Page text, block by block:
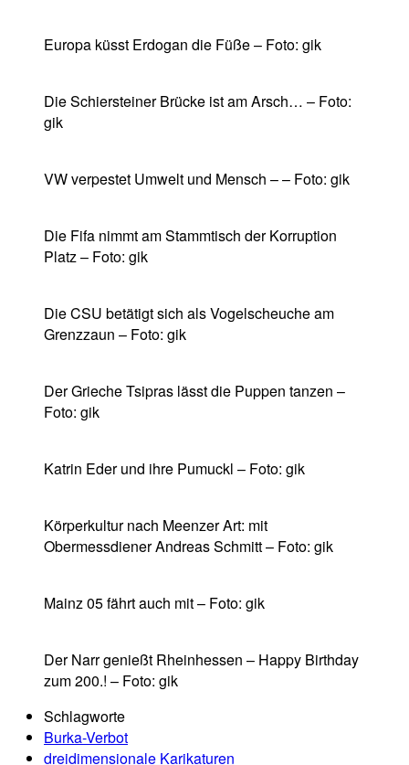
Europa küsst Erdogan die Füße – Foto: gik
Die Schiersteiner Brücke ist am Arsch… – Foto:
gik
VW verpestet Umwelt und Mensch – – Foto: gik
Die Fifa nimmt am Stammtisch der Korruption
Platz – Foto: gik
Die CSU betätigt sich als Vogelscheuche am
Grenzzaun – Foto: gik
Der Grieche Tsipras lässt die Puppen tanzen –
Foto: gik
Katrin Eder und ihre Pumuckl – Foto: gik
Körperkultur nach Meenzer Art: mit
Obermessdiener Andreas Schmitt – Foto: gik
Mainz 05 fährt auch mit – Foto: gik
Der Narr genießt Rheinhessen – Happy Birthday
zum 200.! – Foto: gik
Schlagworte
Burka-Verbot
dreidimensionale Karikaturen